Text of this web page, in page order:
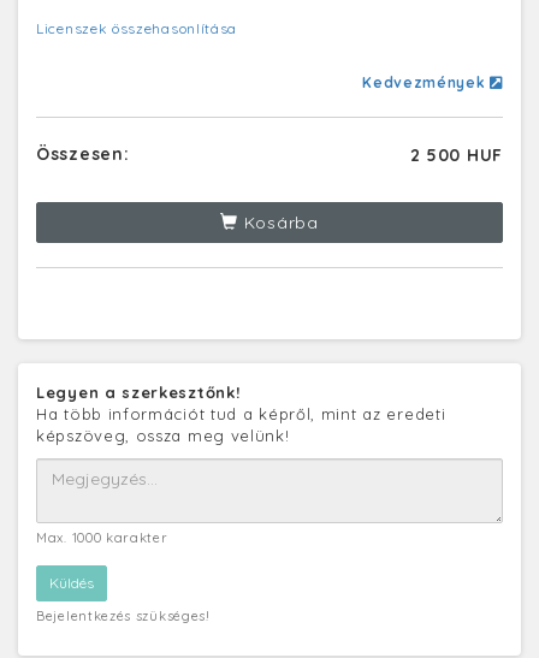
Licenszek összehasonlítása
Kedvezmények
Összesen: 2 500 HUF
Kosárba
Legyen a szerkesztőnk!
Ha több információt tud a képről, mint az eredeti
képszöveg, ossza meg velünk!
Max. 1000 karakter
Bejelentkezés szükséges!